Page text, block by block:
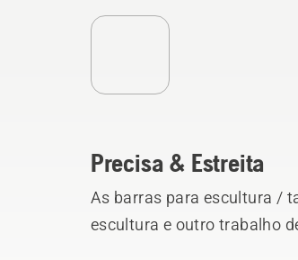
Precisa & Estreita
As barras para escultura /
escultura e outro trabalho